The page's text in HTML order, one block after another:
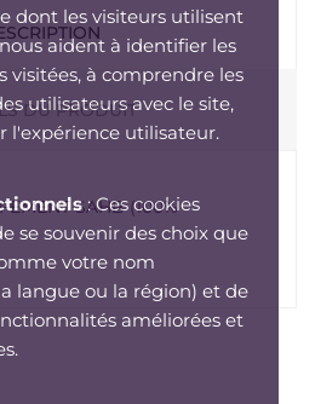
dont les visiteurs utilisent
aident à identifier les
visitées, à comprendre les
utilisateurs avec le site,
l'expérience utilisateur.
: Ces cookies
se souvenir des choix que
votre nom
langue ou la région) et de
améliorées et
DU PRODUIT
SAHB (100%